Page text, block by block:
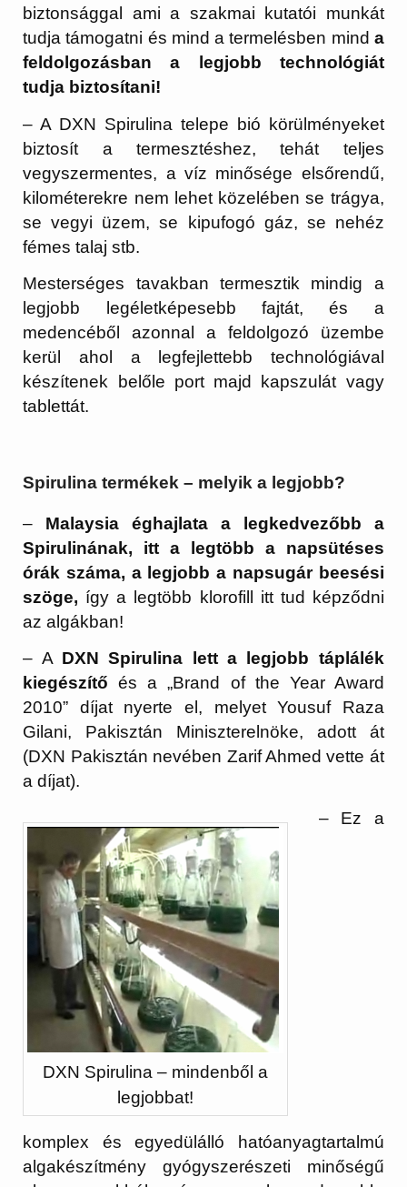
biztonsággal ami a szakmai kutatói munkát
tudja támogatni és mind a termelésben mind a
feldolgozásban a legjobb technológiát
tudja biztosítani!
– A DXN Spirulina telepe bió körülményeket
biztosít a termesztéshez, tehát teljes
vegyszermentes, a víz minősége elsőrendű,
kilométerekre nem lehet közelében se trágya,
se vegyi üzem, se kipufogó gáz, se nehéz
fémes talaj stb.
Mesterséges tavakban termesztik mindig a
legjobb legéletképesebb fajtát, és a
medencéből azonnal a feldolgozó üzembe
kerül ahol a legfejlettebb technológiával
készítenek belőle port majd kapszulát vagy
tablettát.
Spirulina termékek – melyik a legjobb?
– Malaysia éghajlata a legkedvezőbb a
Spirulinának, itt a legtöbb a napsütéses
órák száma, a legjobb a napsugár beesési
szöge, így a legtöbb klorofill itt tud képződni
az algákban!
– A DXN Spirulina lett a legjobb táplálék
kiegészítő és a „Brand of the Year Award
2010” díjat nyerte el, melyet Yousuf Raza
Gilani, Pakisztán Miniszterelnöke, adott át
(DXN Pakisztán nevében Zarif Ahmed vette át
a díjat).
DXN Spirulina – mindenből a
legjobbat!
– Ez a
komplex és egyedülálló hatóanyagtartalmú
algakészítmény gyógyszerészeti minőségű